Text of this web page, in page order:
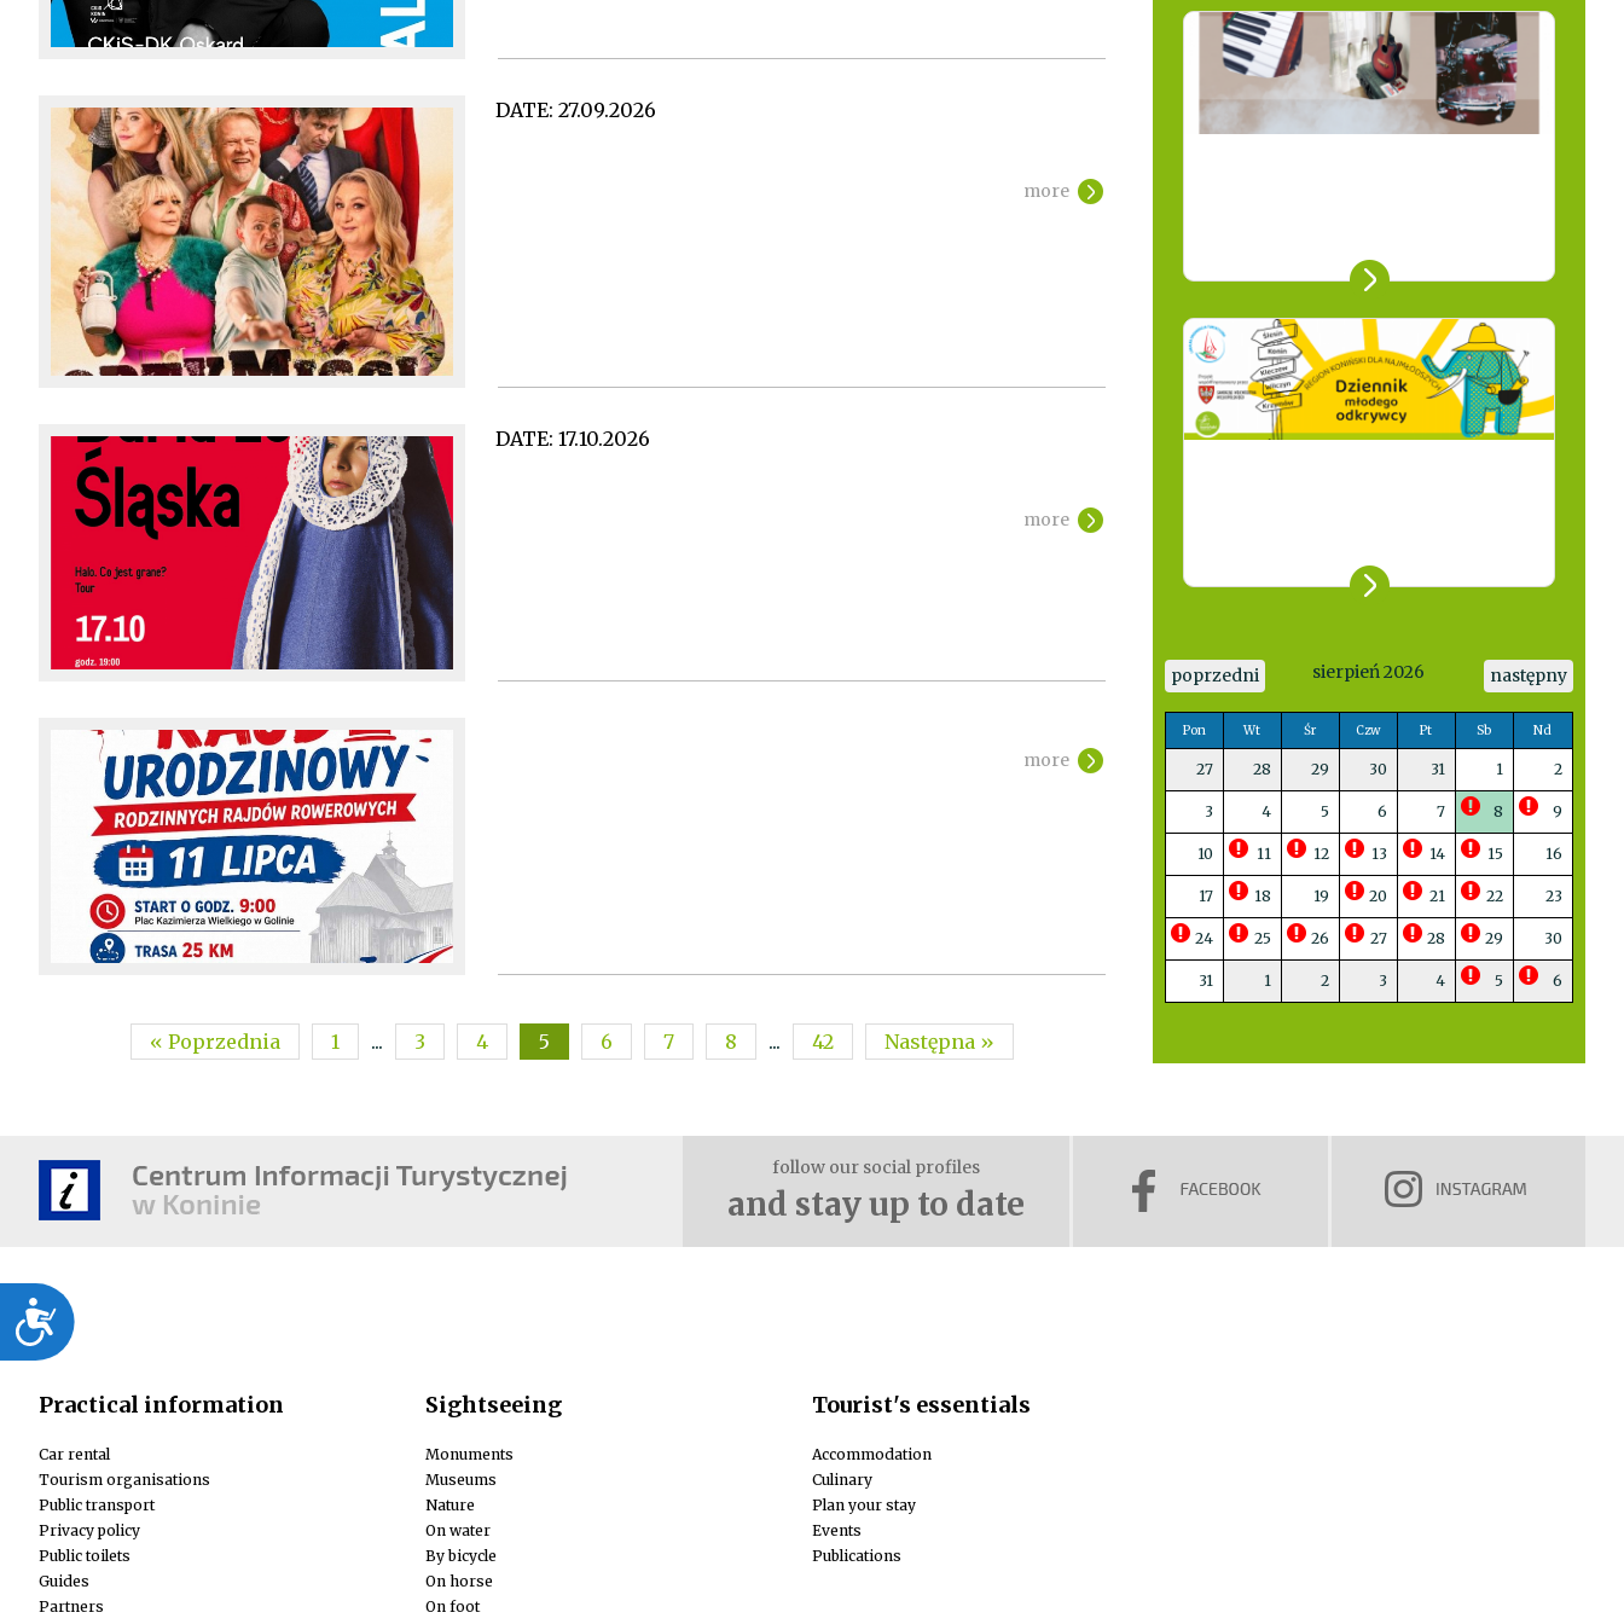
Dostępność
DATE: 27.09.2026
more
DATE: 17.10.2026
more
more
« Poprzednia 1 ... 3 4 5 6 7 8 ... 42 Następna »
poprzedni sierpień 2026 następny
Pon Wt Śr Czw Pt Sb Nd
27 28 29 30 31 1 2
3 4 5 6 7 8 9
10 11 12 13 14 15 16
17 18 19 20 21 22 23
24 25 26 27 28 29 30
31 1 2 3 4 5 6
follow our social profiles
and stay up to date
Practical information
Car rental
Tourism organisations
Public transport
Privacy policy
Public toilets
Guides
Partners
Sightseeing
Monuments
Museums
Nature
On water
By bicycle
On horse
On foot
Tourist's essentials
Accommodation
Culinary
Plan your stay
Events
Publications